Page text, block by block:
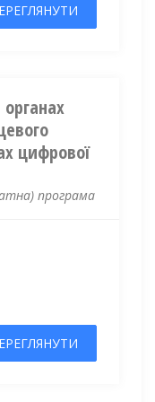
органах
цифрової
програма
2026